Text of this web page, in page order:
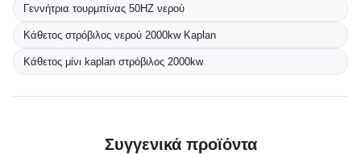
Γεννήτρια τουρμπίνας 50HZ νερού
Κάθετος στρόβιλος νερού 2000kw Kaplan
Κάθετος μίνι kaplan στρόβιλος 2000kw
Συγγενικά προϊόντα